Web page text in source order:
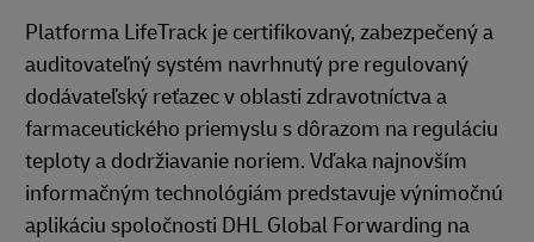
Platforma LifeTrack je certifikovaný, zabezpečený a
auditovateľný systém navrhnutý pre regulovaný
dodávateľský reťazec v oblasti zdravotníctva a
farmaceutického priemyslu s dôrazom na reguláciu
teploty a dodržiavanie noriem. Vďaka najnovším
informačným technológiám predstavuje výnimočnú
aplikáciu spoločnosti DHL Global Forwarding na